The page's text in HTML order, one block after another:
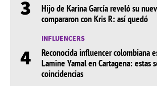
3
Hijo de Karina García reveló su
compararon con Kris R: así quedó
4
INFLUENCERS
Reconocida influencer colombiana
Lamine Yamal en Cartagena: estas
coincidencias